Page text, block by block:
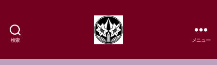
検索
流
メニュー